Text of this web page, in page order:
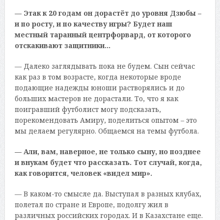
— Этак к 20 годам он дорастёт до уровня Дзюбы –
и по росту, и по качеству игры? Будет наш
местный таранный центрфорвард, от которого
отскакивают защитники…
— Далеко заглядывать пока не будем. Сын сейчас
как раз в том возрасте, когда некоторые вроде
подающие надежды юноши растворялись и до
больших мастеров не дорастали. То, что я как
поигравший футболист могу подсказать,
порекомендовать Амиру, поделиться опытом – это
мы делаем регулярно. Общаемся на темы футбола.
— Али, вам, наверное, не только сыну, но позднее
и внукам будет что рассказать. Тот случай, когда,
как говорится, человек «видел мир».
— В каком-то смысле да. Выступал в разных клубах,
полетал по стране и Европе, подолгу жил в
различных российских городах. И в Казахстане еще.